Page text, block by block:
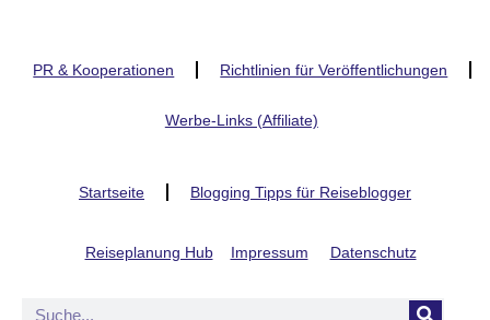
PR & Kooperationen Richtlinien für Veröffentlichungen
Werbe-Links (Affiliate)
Startseite Blogging Tipps für Reiseblogger
Reiseplanung Hub Impressum Datenschutz